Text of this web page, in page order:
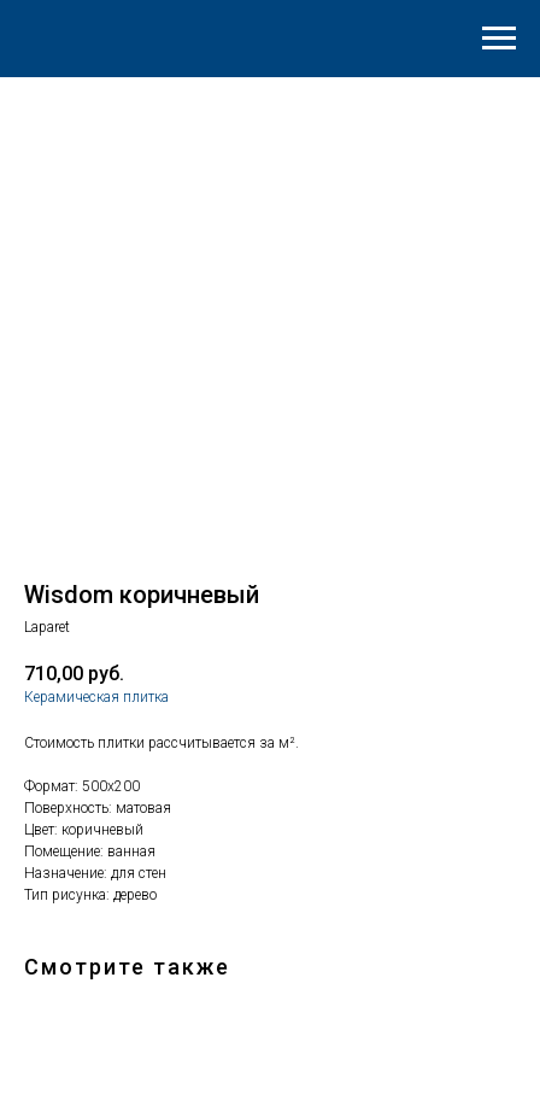
Wisdom коричневый
Laparet
710,00 руб.
Керамическая плитка
Стоимость плитки рассчитывается за м².
Формат: 500x200
Поверхность: матовая
Цвет: коричневый
Помещение: ванная
Назначение: для стен
Тип рисунка: дерево
Смотрите также